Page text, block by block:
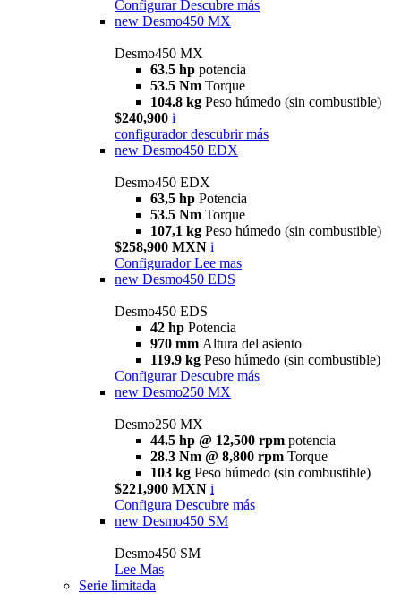
Configurar Descubre más
new Desmo450 MX
Desmo450 MX
63.5 hp potencia
53.5 Nm Torque
104.8 kg Peso húmedo (sin combustible)
$240,900 i
configurador descubrir más
new Desmo450 EDX
Desmo450 EDX
63,5 hp Potencia
53.5 Nm Torque
107,1 kg Peso húmedo (sin combustible)
$258,900 MXN i
Configurador Lee mas
new Desmo450 EDS
Desmo450 EDS
42 hp Potencia
970 mm Altura del asiento
119.9 kg Peso húmedo (sin combustible)
Configurar Descubre más
new Desmo250 MX
Desmo250 MX
44.5 hp @ 12,500 rpm potencia
28.3 Nm @ 8,800 rpm Torque
103 kg Peso húmedo (sin combustible)
$221,900 MXN i
Configura Descubre más
new Desmo450 SM
Desmo450 SM
Lee Mas
Serie limitada